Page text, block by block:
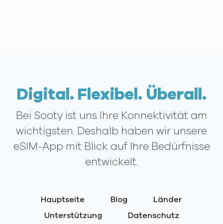
Digital. Flexibel. Überall.
Bei Sooty ist uns Ihre Konnektivität am
wichtigsten. Deshalb haben wir unsere
eSIM-App mit Blick auf Ihre Bedürfnisse
entwickelt.
Hauptseite Blog
Länder
Unterstützung
Datenschutz